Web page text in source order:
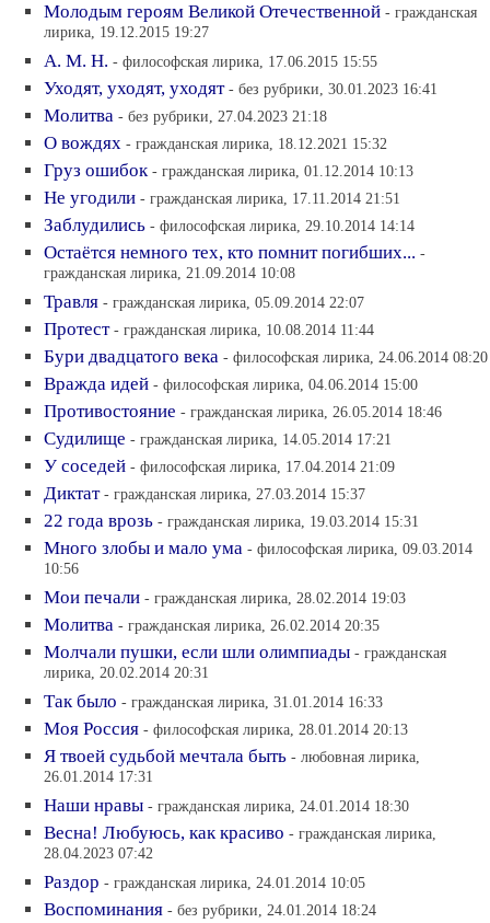
Молодым героям Великой Отечественной - гражданская
лирика, 19.12.2015 19:27
А. М. Н. - философская лирика, 17.06.2015 15:55
Уходят, уходят, уходят - без рубрики, 30.01.2023 16:41
Молитва - без рубрики, 27.04.2023 21:18
О вождях - гражданская лирика, 18.12.2021 15:32
Груз ошибок - гражданская лирика, 01.12.2014 10:13
Не угодили - гражданская лирика, 17.11.2014 21:51
Заблудились - философская лирика, 29.10.2014 14:14
Остаётся немного тех, кто помнит погибших... -
гражданская лирика, 21.09.2014 10:08
Травля - гражданская лирика, 05.09.2014 22:07
Протест - гражданская лирика, 10.08.2014 11:44
Бури двадцатого века - философская лирика, 24.06.2014 08:20
Вражда идей - философская лирика, 04.06.2014 15:00
Противостояние - гражданская лирика, 26.05.2014 18:46
Судилище - гражданская лирика, 14.05.2014 17:21
У соседей - философская лирика, 17.04.2014 21:09
Диктат - гражданская лирика, 27.03.2014 15:37
22 года врозь - гражданская лирика, 19.03.2014 15:31
Много злобы и мало ума - философская лирика, 09.03.2014
10:56
Мои печали - гражданская лирика, 28.02.2014 19:03
Молитва - гражданская лирика, 26.02.2014 20:35
Молчали пушки, если шли олимпиады - гражданская
лирика, 20.02.2014 20:31
Так было - гражданская лирика, 31.01.2014 16:33
Моя Россия - философская лирика, 28.01.2014 20:13
Я твоей судьбой мечтала быть - любовная лирика,
26.01.2014 17:31
Наши нравы - гражданская лирика, 24.01.2014 18:30
Весна! Любуюсь, как красиво - гражданская лирика,
28.04.2023 07:42
Раздор - гражданская лирика, 24.01.2014 10:05
Воспоминания - без рубрики, 24.01.2014 18:24